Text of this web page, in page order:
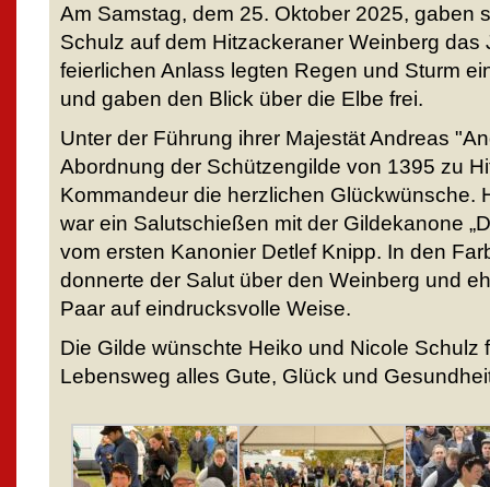
Am Samstag, dem 25. Oktober 2025, gaben
Schulz auf dem Hitzackeraner Weinberg das
feierlichen Anlass legten Regen und Sturm
und gaben den Blick über die Elbe frei.
Unter der Führung ihrer Majestät Andreas
Abordnung der Schützengilde von 1395 zu
Kommandeur die herzlichen Glückwünsche.
war ein Salutschießen mit der Gildekanone
vom ersten Kanonier Detlef Knipp. In den
donnerte der Salut über den Weinberg und
Paar auf eindrucksvolle Weise.
Die Gilde wünschte Heiko und Nicole Schulz
Lebensweg alles Gute, Glück und